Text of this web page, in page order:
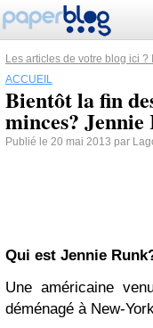
Les articles de votre blog ici ?
ACCUEIL
Bientôt la fin
minces?
Publié le 20 mai 2013 par
Qui est Jennie
Une américaine
déménagé à New-